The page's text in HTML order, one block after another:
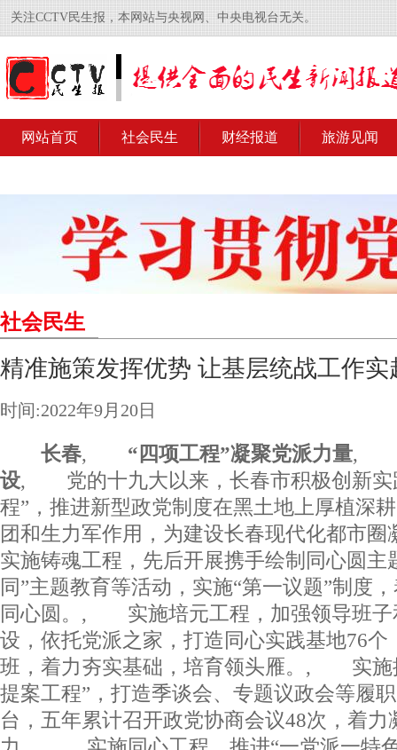
关注CCTV民生报，本网站与央视网、中央电视台无关。
网站首页 社会民生 财经报道 旅游见闻
社会民生
精准施策发挥优势 让基层统战工作实
时间:2022年9月20日
长春, “四项工程”凝聚党派力量,
设, 党的十九大以来，长春市积极创新实
程”，推进新型政党制度在黑土地上厚植深
团和生力军作用，为建设长春现代化都
实施铸魂工程，先后开展携手绘制同心圆主
同”主题教育等活动，实施“第一议题”制度
同心圆。, 实施培元工程，加强领导班子
设，依托党派之家，打造同心实践基地76个
班，着力夯实基础，培育领头雁。, 实施
提案工程”，打造季谈会、专题议政会等履
台，五年累计召开政党协商会议48次，着